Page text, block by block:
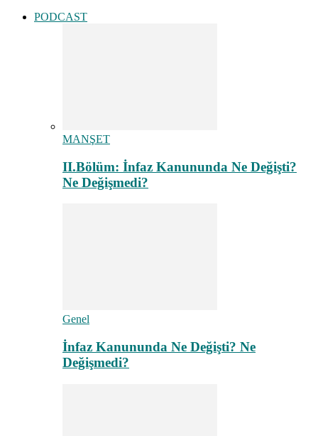
PODCAST
MANŞET
II.Bölüm: İnfaz Kanununda Ne Değişti?
Ne Değişmedi?
Genel
İnfaz Kanununda Ne Değişti? Ne
Değişmedi?